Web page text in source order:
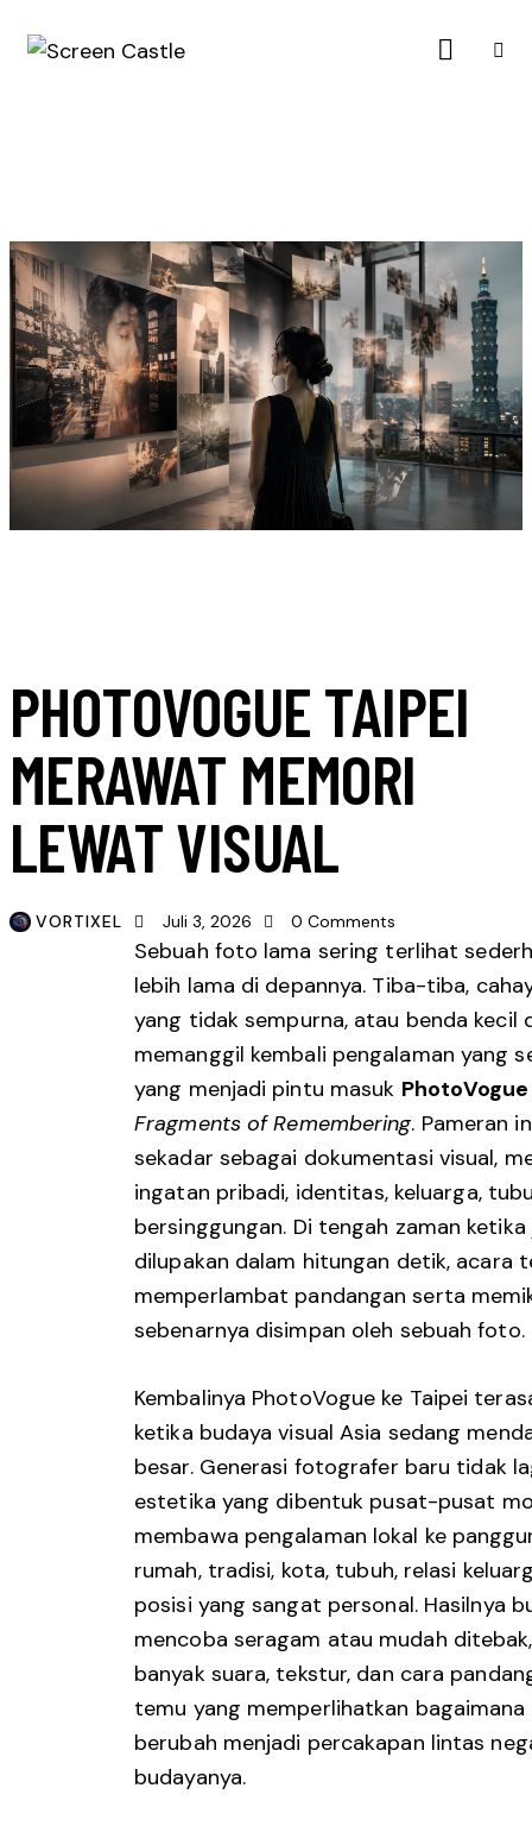
PHOTOVOGUE TAIPEI
MERAWAT MEMORI
LEWAT VISUAL
VORTIXEL Juli 3, 2026 0 Comments
Sebuah foto lama sering terlihat
lebih lama di depannya. Tiba-tiba,
yang tidak sempurna, atau benda kecil
memanggil kembali pengalaman yang
yang menjadi pintu masuk
Fragments of Remembering. Pameran
sekadar sebagai dokumentasi visual,
ingatan pribadi, identitas, keluarga,
bersinggungan. Di tengah zaman
dilupakan dalam hitungan detik, acara
memperlambat pandangan serta
sebenarnya disimpan oleh sebuah foto.
Kembalinya PhotoVogue ke Taipei
ketika budaya visual Asia sedang
besar. Generasi fotografer baru tidak
estetika yang dibentuk pusat-pusat
membawa pengalaman lokal ke
rumah, tradisi, kota, tubuh, relasi
posisi yang sangat personal. Hasilnya
mencoba seragam atau mudah
banyak suara, tekstur, dan cara
temu yang memperlihatkan
berubah menjadi percakapan lintas
budayanya.